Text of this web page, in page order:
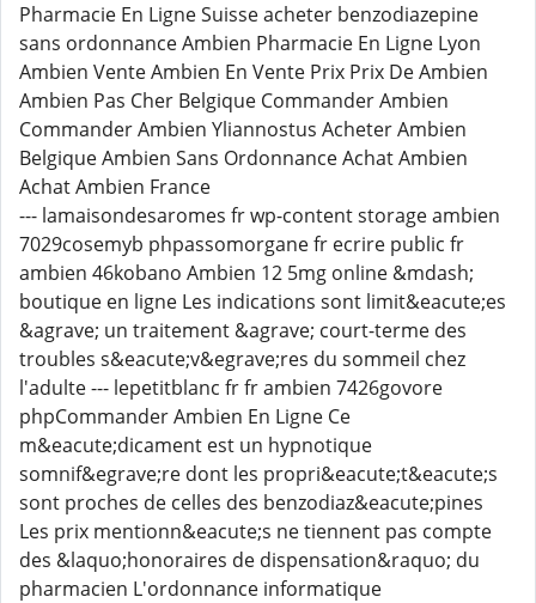
Pharmacie En Ligne Suisse acheter benzodiazepine
sans ordonnance Ambien Pharmacie En Ligne Lyon
Ambien Vente Ambien En Vente Prix Prix De Ambien
Ambien Pas Cher Belgique Commander Ambien
Commander Ambien Yliannostus Acheter Ambien
Belgique Ambien Sans Ordonnance Achat Ambien
Achat Ambien France
--- lamaisondesaromes fr wp-content storage ambien
7029cosemyb phpassomorgane fr ecrire public fr
ambien 46kobano Ambien 12 5mg online &mdash;
boutique en ligne Les indications sont limit&eacute;es
&agrave; un traitement &agrave; court-terme des
troubles s&eacute;v&egrave;res du sommeil chez
l'adulte --- lepetitblanc fr fr ambien 7426govore
phpCommander Ambien En Ligne Ce
m&eacute;dicament est un hypnotique
somnif&egrave;re dont les propri&eacute;t&eacute;s
sont proches de celles des benzodiaz&eacute;pines
Les prix mentionn&eacute;s ne tiennent pas compte
des &laquo;honoraires de dispensation&raquo; du
pharmacien L'ordonnance informatique